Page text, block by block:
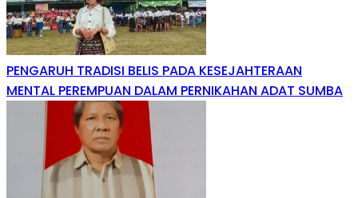
PENGARUH TRADISI BELIS PADA KESEJAHTERAAN
MENTAL PEREMPUAN DALAM PERNIKAHAN ADAT SUMBA